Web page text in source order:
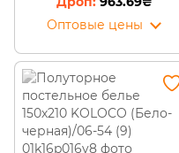
Оптовые цены